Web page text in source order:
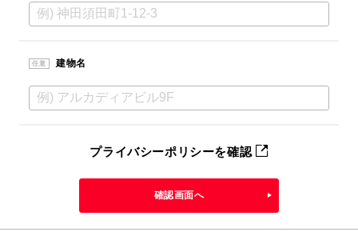
任意 建物名
プライバシーポリシーを確認
確認画面へ